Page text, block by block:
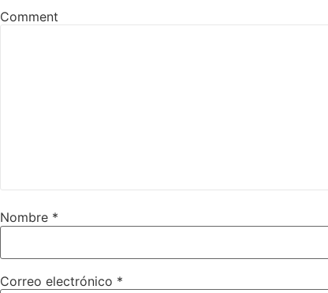
Comment
Nombre *
Correo electrónico *